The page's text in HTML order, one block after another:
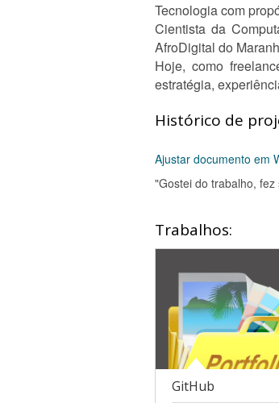
Tecnologia com
Cientista da
AfroDigital do
Hoje, como
estratégia,
Histórico de
Ajustar documento em
"Gostei do trabalho,
Trabalhos:
GitHub